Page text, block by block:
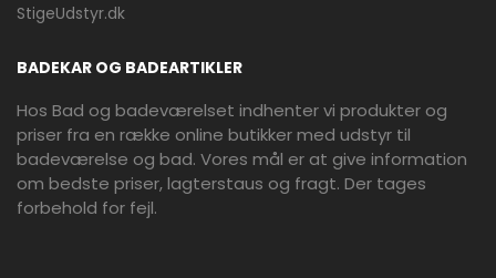
StigeUdstyr.dk
BADEKAR OG BADEARTIKLER
Hos Bad og badeværelset indhenter vi produkter og
priser fra en række online butikker med udstyr til
badeværelse og bad. Vores mål er at give information
om bedste priser, lagterstaus og fragt. Der tages
forbehold for fejl.